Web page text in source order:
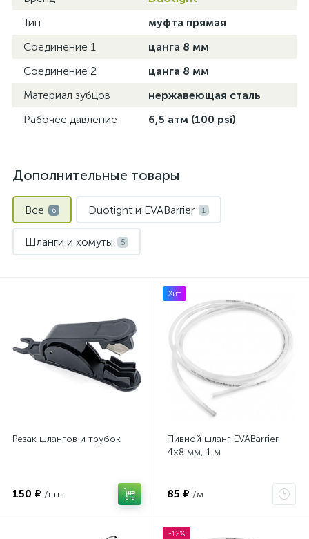
Тип
муфта прямая
Соединение 1
цанга 8 мм
Соединение 2
цанга 8 мм
Материал зубцов
нержавеющая сталь
Рабочее давление
6,5 атм (100 psi)
Дополнительные товары
Все 6 Duotight и EVABarrier 1
Шланги и хомуты 5
Резак шлангов и трубок
150 ₽ /шт.
Хит
Пивной шланг EVABarrier
4×8 мм, 1 м
85 ₽ /м
-12%